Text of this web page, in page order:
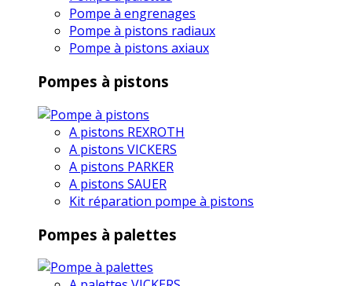
Pompe à engrenages
Pompe à pistons radiaux
Pompe à pistons axiaux
Pompes à pistons
A pistons REXROTH
A pistons VICKERS
A pistons PARKER
A pistons SAUER
Kit réparation pompe à pistons
Pompes à palettes